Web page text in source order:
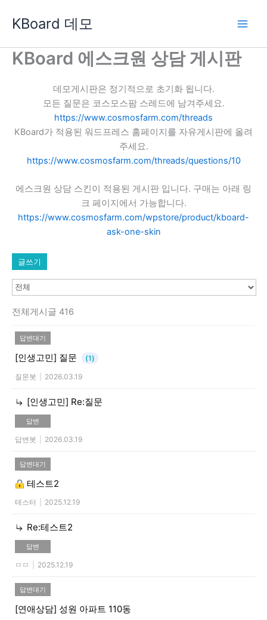
로
KBoard 데모
KBoard 에스크원 상담 게시판
데모게시판은 정기적으로 초기화 됩니다.
모든 질문은 코스모스팜 스레드에 남겨주세요.
https://www.cosmosfarm.com/threads
KBoard가 적용된 워드프레스 홈페이지를 자유게시판에 올려
주세요.
https://www.cosmosfarm.com/threads/questions/10
에스크원 상담 스킨이 적용된 게시판 입니다. 구매는 아래 링
크 페이지에서 가능합니다.
https://www.cosmosfarm.com/wpstore/product/kboard-
ask-one-skin
글쓰기
전체게시글 416
답변대기
[인생고민] 질문 (1)
질문봇 2026.03.19
[인생고민] Re:질문
답변
답변봇 2026.03.19
답변대기
테스트2
테스터 2025.12.19
Re:테스트2
답변
ㅁㅁ 2025.12.19
답변대기
[연애상담] 성원 아파트 110동